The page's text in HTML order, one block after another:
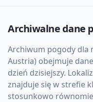
Archiwalne dane
Archiwum pogody dla
Austria) obejmuje
dzień dzisiejszy.
znajduje się w strefie
stosunkowo